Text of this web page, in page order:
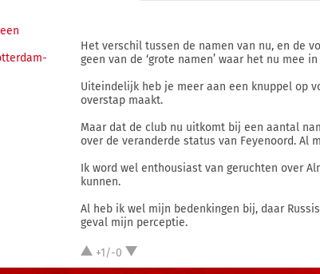
Het verschil tussen de namen van nu, en de
geen van de ‘grote namen’ waar het nu mee
Uiteindelijk heb je meer aan een knuppel op
overstap maakt.
Maar dat de club nu uitkomt bij een aantal
over de veranderde status van Feyenoord. Al
Ik word wel enthousiast van geruchten over
kunnen.
Al heb ik wel mijn bedenkingen bij, daar
geval mijn perceptie.
+1/-0